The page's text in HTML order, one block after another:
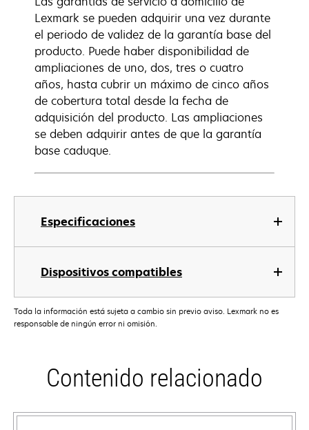
Especificaciones
Dispositivos compatibles
Lexmark se pueden adquirir una vez durante
el periodo de validez de la garantía base del
producto. Puede haber disponibilidad de
ampliaciones de uno, dos, tres o cuatro
años, hasta cubrir un máximo de cinco años
de cobertura total desde la fecha de
adquisición del producto. Las ampliaciones
se deben adquirir antes de que la garantía
base caduque.
Toda la información está sujeta a cambio sin previo aviso. Lexmark no es
responsable de ningún error ni omisión.
Contenido relacionado